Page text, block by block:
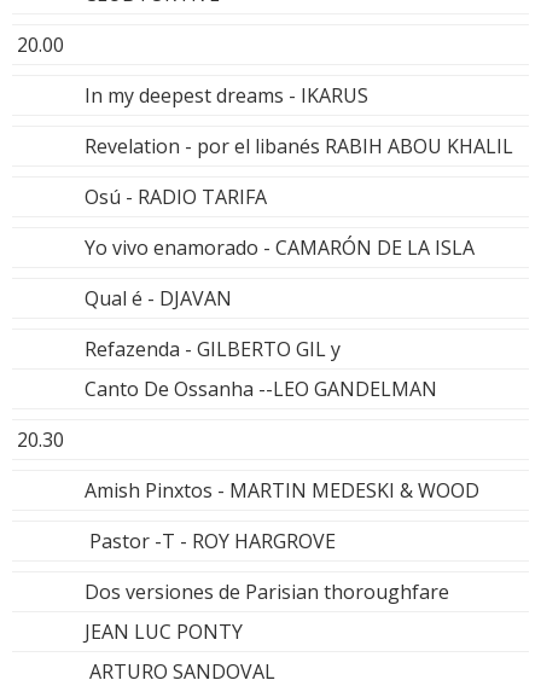
20.00
In my deepest dreams - IKARUS
Revelation - por el libanés RABIH ABOU KHALIL
Osú - RADIO TARIFA
Yo vivo enamorado - CAMARÓN DE LA ISLA
Qual é - DJAVAN
Refazenda - GILBERTO GIL y
Canto De Ossanha --LEO GANDELMAN
20.30
Amish Pinxtos - MARTIN MEDESKI & WOOD
Pastor -T - ROY HARGROVE
Dos versiones de Parisian thoroughfare
JEAN LUC PONTY
ARTURO SANDOVAL